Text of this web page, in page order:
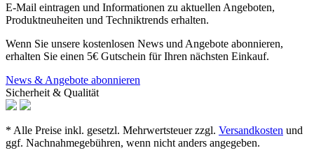
E-Mail eintragen und Informationen zu aktuellen Angeboten,
Produktneuheiten und Techniktrends erhalten.
Wenn Sie unsere kostenlosen News und Angebote abonnieren,
erhalten Sie einen 5€ Gutschein für Ihren nächsten Einkauf.
News & Angebote abonnieren
Sicherheit & Qualität
* Alle Preise inkl. gesetzl. Mehrwertsteuer zzgl. Versandkosten und
ggf. Nachnahmegebühren, wenn nicht anders angegeben.